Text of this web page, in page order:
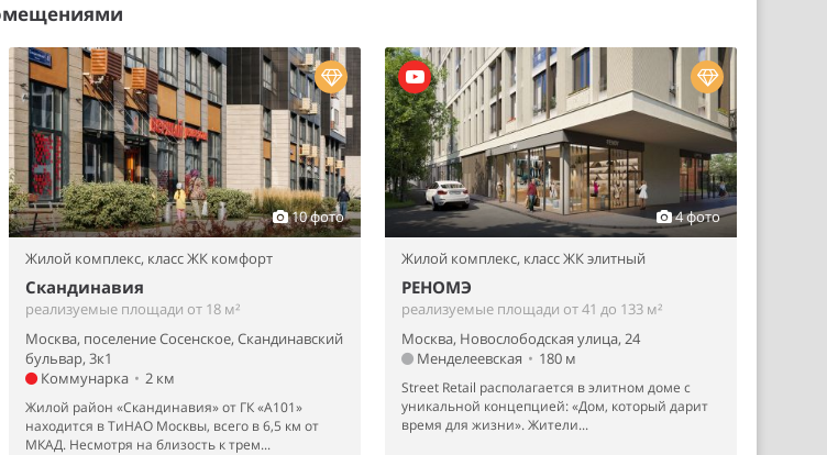
10 фото
Жилой комплекс, класс ЖК комфорт
Скандинавия
реализуемые площади от 18 м²
Москва, поселение Сосенское, Скандинавский
бульвар, 3к1
Коммунарка • 2 км
Жилой район «Скандинавия» от ГК «А101»
находится в ТиНАО Москвы, всего в 6,5 км от
МКАД. Несмотря на близость к трем...
4 фото
Жилой комплекс, класс ЖК элитный
РЕНОМЭ
реализуемые площади от 41 до 133 м²
Москва, Новослободская улица, 24
Менделеевская • 180 м
Street Retail располагается в элитном доме с
уникальной концепцией: «Дом, который дарит
время для жизни». Жители...